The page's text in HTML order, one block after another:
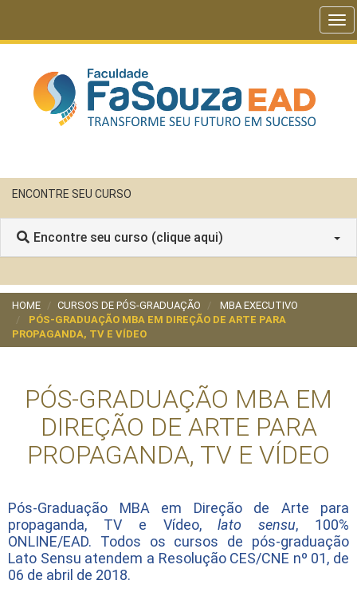
ENCONTRE SEU CURSO
Encontre seu curso (clique aqui)
HOME CURSOS DE PÓS-GRADUAÇÃO
MBA EXECUTIVO
PÓS-GRADUAÇÃO MBA EM DIREÇÃO DE ARTE PARA
PROPAGANDA, TV E VÍDEO
PÓS-GRADUAÇÃO MBA EM
DIREÇÃO DE ARTE PARA
PROPAGANDA, TV E VÍDEO
Pós-Graduação MBA em Direção de Arte para
propaganda, TV e Vídeo,lato sensu, 100%
ONLINE/EAD. Todos os cursos de pós-graduação
Lato Sensu atendem a Resolução CES/CNE nº 01, de
06 de abril de 2018.